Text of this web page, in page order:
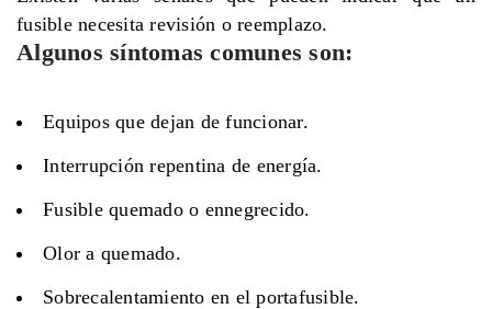
fusible necesita revisión o reemplazo.
Algunos síntomas comunes son:
Equipos que dejan de funcionar.
Interrupción repentina de energía.
Fusible quemado o ennegrecido.
Olor a quemado.
Sobrecalentamiento en el portafusible.